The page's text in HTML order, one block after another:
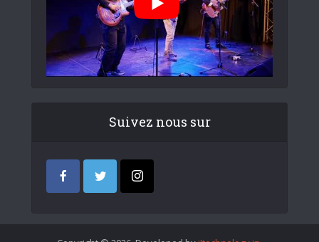
Suivez nous sur